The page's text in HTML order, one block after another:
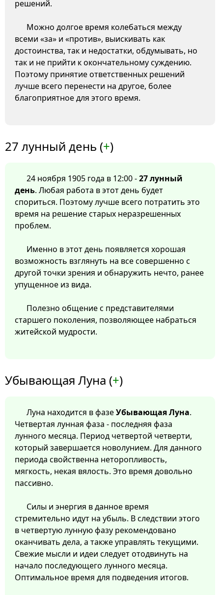
решений.
Можно долгое время колебаться между
всеми «за» и «против», выискивать как
достоинства, так и недостатки, обдумывать, но
так и не прийти к окончательному суждению.
Поэтому принятие ответственных решений
лучше всего перенести на другое, более
благоприятное для этого время.
27 лунный день (+)
24 ноября 1905 года в 12:00 -27 лунный
день. Любая работа в этот день будет
спориться. Поэтому лучше всего потратить это
время на решение старых неразрешенных
проблем.
Именно в этот день появляется хорошая
возможность взглянуть на все совершенно с
другой точки зрения и обнаружить нечто, ранее
упущенное из вида.
Полезно общение с представителями
старшего поколения, позволяющее набраться
житейской мудрости.
Убывающая Луна (+)
Луна находится в фазеУбывающая Луна.
Четвертая лунная фаза - последняя фаза
лунного месяца. Период четвертой четверти,
который завершается новолунием. Для данного
периода свойственна неторопливость,
мягкость, некая вялость. Это время довольно
пассивно.
Силы и энергия в данное время
стремительно идут на убыль. В следствии этого
в четвертую лунную фазу рекомендовано
оканчивать дела, а также управлять текущими.
Свежие мысли и идеи следует отодвинуть на
начало последующего лунного месяца.
Оптимальное время для подведения итогов.